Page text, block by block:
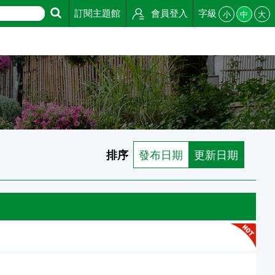
訂閱主題館 會員登入 字級 小 中 大
排序 發布日期 更新日期